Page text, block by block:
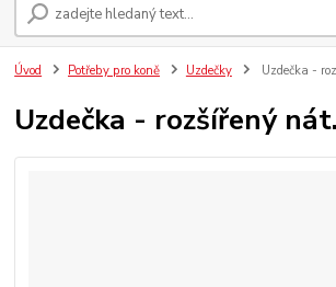
Úvod Potřeby pro koně Uzdečky Uzdečka -
Uzdečka - rozšířený